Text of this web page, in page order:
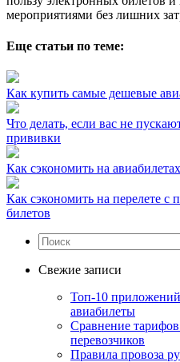
мероприятиями без лишних
Еще статьи по теме:
Как купить самые дешевые
Что делать, если вас не
прививки
Как сэкономить на
Как сэкономить на перелете
билетов
Свежие записи
Топ-10
авиабилеты
Сравнение
перевозчиков
Правила провоза